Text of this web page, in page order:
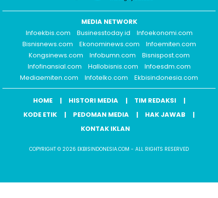
MEDIA NETWORK
Infoekbis.com
Businesstoday.id
Infoekonomi.com
Bisnisnews.com
Ekonominews.com
Infoemiten.com
Kongsinews.com
Infobumn.com
Bisnispost.com
Infofinansial.com
Hallobisnis.com
Infoesdm.com
Mediaemiten.com
Infotelko.com Ekbisindonesia.com
HOME HISTORI MEDIA
TIM REDAKSI
KODE ETIK
PEDOMAN MEDIA
HAK JAWAB
KONTAK IKLAN
COPYRIGHT © 2026 EKBISINDONESIA.COM - ALL RIGHTS RESERVED